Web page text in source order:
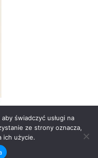
..... STRONA AUTORSKA -
świadczyć usługi na
ze strony oznacza,
ich użycie.